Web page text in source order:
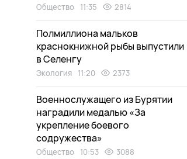
Общество 11:35 2814
Полмиллиона мальков
краснокнижной рыбы выпустили
в Селенгу
Экология 11:20 2373
Военнослужащего из Бурятии
наградили медалью «За
укрепление боевого
содружества»
Общество 10:53 3088